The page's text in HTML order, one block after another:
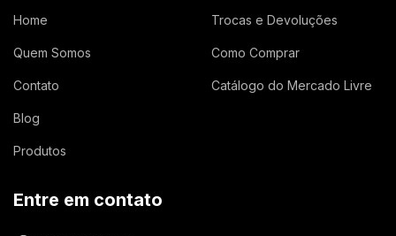
Home
Quem Somos
Contato
Blog
Produtos
Trocas e Devoluções
Como Comprar
Catálogo do Mercado Livre
Entre em contato